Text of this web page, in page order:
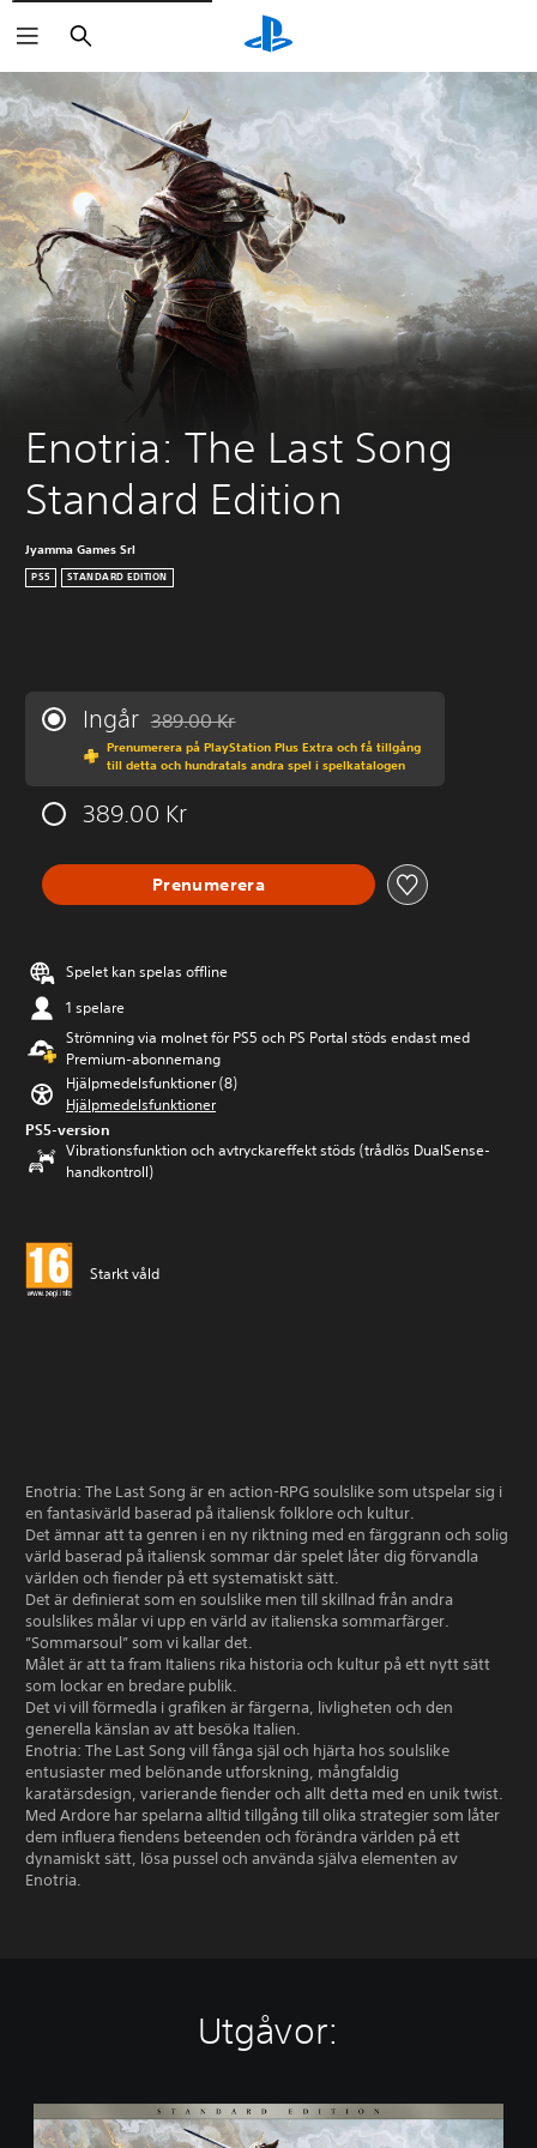
Sök
Enotria: The Last Song
Standard Edition
Jyamma Games Srl
PS5 STANDARD EDITION
Ingår Nedsatt från ursprungspriset på 389.00 Kr
389.00 Kr
Prenumerera på PlayStation Plus Extra och få tillgång
till detta och hundratals andra spel i spelkatalogen
389.00 Kr
Prenumerera
Spelet kan spelas offline
1 spelare
Strömning via molnet för PS5 och PS Portal stöds endast med
Premium-abonnemang
Hjälpmedelsfunktioner (8)
Hjälpmedelsfunktioner
PS5-version
Vibrationsfunktion och avtryckareffekt stöds (trådlös DualSense-
handkontroll)
Starkt våld
Enotria: The Last Song är en action-RPG soulslike som utspelar sig i
en fantasivärld baserad på italiensk folklore och kultur.
Det ämnar att ta genren i en ny riktning med en färggrann och solig
värld baserad på italiensk sommar där spelet låter dig förvandla
världen och fiender på ett systematiskt sätt.
Det är definierat som en soulslike men till skillnad från andra
soulslikes målar vi upp en värld av italienska sommarfärger.
”Sommarsoul” som vi kallar det.
Målet är att ta fram Italiens rika historia och kultur på ett nytt sätt
som lockar en bredare publik.
Det vi vill förmedla i grafiken är färgerna, livligheten och den
generella känslan av att besöka Italien.
Enotria: The Last Song vill fånga själ och hjärta hos soulslike
entusiaster med belönande utforskning, mångfaldig
karatärsdesign, varierande fiender och allt detta med en unik twist.
Med Ardore har spelarna alltid tillgång till olika strategier som låter
dem influera fiendens beteenden och förändra världen på ett
dynamiskt sätt, lösa pussel och använda själva elementen av
Enotria.
Utgåvor:
S
t